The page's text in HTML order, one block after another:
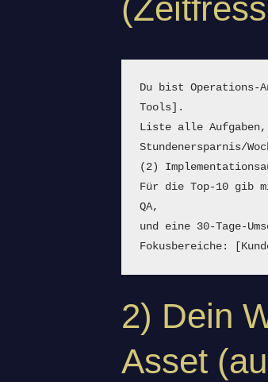
Du bist Operations-
Tools].
Liste alle
Stundenersparnis/
(2)
Für die Top-10 gib
QA,
und eine 30-Tage-
Fokusbereiche:
2) Dein
Asset